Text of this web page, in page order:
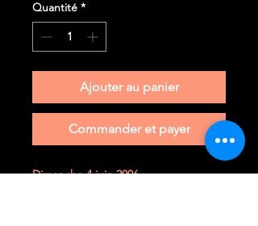
Quantité *
Ajouter au panier
Commander et payer
Dimanche 4 juin 2006